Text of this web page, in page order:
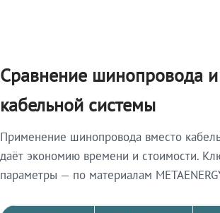
Сравнение шинопровода и
кабельной системы
Применение шинопровода вместо
даёт экономию времени и стоимости.
параметры — по материалам